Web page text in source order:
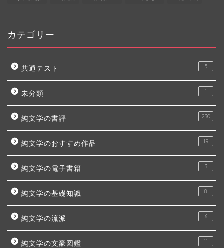
カテゴリー
共通テスト 5
未分類 1
純文学の書評 230
純文学のおすすめ作品 19
純文学の電子書籍 3
純文学の基礎知識 8
純文学の流派 6
純文学の文豪図鑑 11